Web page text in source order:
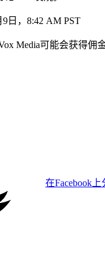
9日，8:42 AM PST
Media可能会获得佣
在Facebook上